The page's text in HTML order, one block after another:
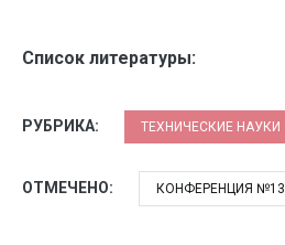
Список литературы:
РУБРИКА: ТЕХНИЧЕСКИЕ НАУКИ
ОТМЕЧЕНО: КОНФЕРЕНЦИЯ №13